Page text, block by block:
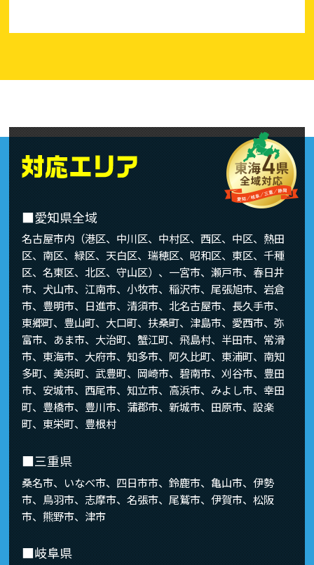
■愛知県全域
名古屋市内（港区、中川区、中村区、西区、中区、熱田
区、南区、緑区、天白区、瑞穂区、昭和区、東区、千種
区、名東区、北区、守山区）、一宮市、瀬戸市、春日井
市、犬山市、江南市、小牧市、稲沢市、尾張旭市、岩倉
市、豊明市、日進市、清須市、北名古屋市、長久手市、
東郷町、豊山町、大口町、扶桑町、津島市、愛西市、弥
富市、あま市、大治町、蟹江町、飛島村、半田市、常滑
市、東海市、大府市、知多市、阿久比町、東浦町、南知
多町、美浜町、武豊町、岡崎市、碧南市、刈谷市、豊田
市、安城市、西尾市、知立市、高浜市、みよし市、幸田
町、豊橋市、豊川市、蒲郡市、新城市、田原市、設楽
町、東栄町、豊根村
■三重県
桑名市、いなべ市、四日市市、鈴鹿市、亀山市、伊勢
市、鳥羽市、志摩市、名張市、尾鷲市、伊賀市、松阪
市、熊野市、津市
■岐阜県